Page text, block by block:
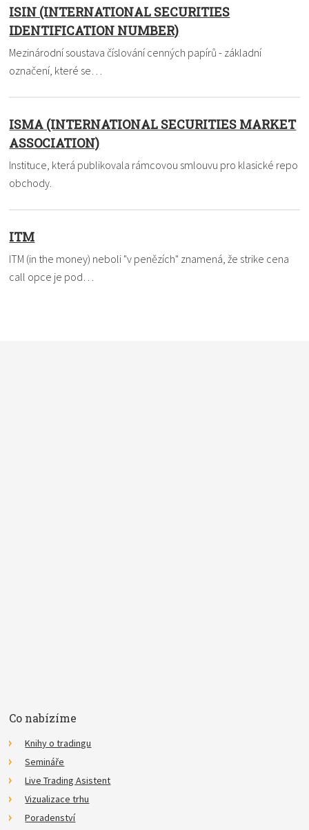
ISIN (INTERNATIONAL SECURITIES
IDENTIFICATION NUMBER)
Mezinárodní soustava číslování cenných papírů - základní
označení, které se…
ISMA (INTERNATIONAL SECURITIES MARKET
ASSOCIATION)
Instituce, která publikovala rámcovou smlouvu pro klasické repo
obchody.
ITM
ITM (in the money) neboli "v penězích" znamená, že strike cena
call opce je pod…
Co nabízíme
Knihy o tradingu
Semináře
Live Trading Asistent
Vizualizace trhu
Poradenství